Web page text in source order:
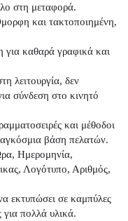
στη μεταφορά.
και τακτοποιημένη,
καθαρά γραφικά και
λειτουργία, δεν
σύνδεση στο κινητό
και μέθοδοι
βάση πελατών.
Ημερομηνία,
Λογότυπο, Αριθμός,
εκτυπώσει σε καμπύλες
για πολλά υλικά.